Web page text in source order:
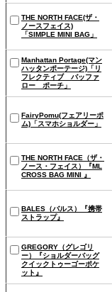
THE NORTH FACE(ザ・
ノースフェイス)
「SIMPLE MINI BAG」
Manhattan Portage(マン
ハッタンポーテージ)「リ
フレクティブ バッファ
ロー ポーチ」
FairyPomu(フェアリーポ
ム)「スマホショルダー」
THE NORTH FACE（ザ・
ノース・フェイス）『ML
CROSS BAG MINI 』
BALES（バルス）『携帯
ストラップ』
GREGORY（グレゴリ
ー）『ショルダーバッグ
クイックトゥーゴーポケ
ット』